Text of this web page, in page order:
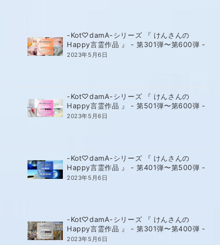
-Kot♡damA-シリーズ 『 けんさんの
Happy言霊作品 』 - 第301弾〜第600弾 -
2023年5月6日
-Kot♡damA-シリーズ 『 けんさんの
Happy言霊作品 』 - 第501弾〜第600弾 -
2023年5月6日
-Kot♡damA-シリーズ 『 けんさんの
Happy言霊作品 』 - 第401弾〜第500弾 -
2023年5月6日
-Kot♡damA-シリーズ 『 けんさんの
Happy言霊作品 』 - 第301弾〜第400弾 -
2023年5月6日